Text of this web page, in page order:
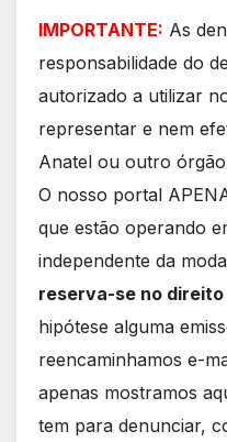
IMPORTANTE: As
responsabilidade do
autorizado a utilizar
representar e nem
Anatel ou outro
O nosso portal
que estão operando
independente da
reserva-se no direito
hipótese alguma
reencaminhamos e-
apenas mostramos
tem para denunciar,